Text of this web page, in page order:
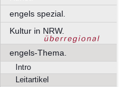
engels spezial.
Kultur in NRW.
engels-Thema.
Intro
Leitartikel